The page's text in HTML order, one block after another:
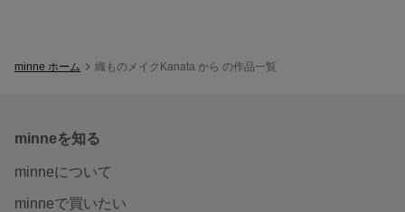
minne ホーム 織ものメイクKanata から の作品一覧
minneを知る
minneについて
minneで買いたい